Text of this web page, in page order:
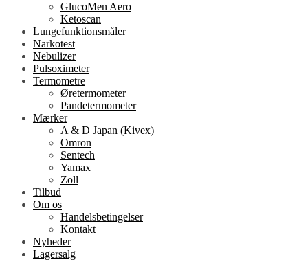
GlucoMen Aero
Ketoscan
Lungefunktionsmåler
Narkotest
Nebulizer
Pulsoximeter
Termometre
Øretermometer
Pandetermometer
Mærker
A & D Japan (Kivex)
Omron
Sentech
Yamax
Zoll
Tilbud
Om os
Handelsbetingelser
Kontakt
Nyheder
Lagersalg